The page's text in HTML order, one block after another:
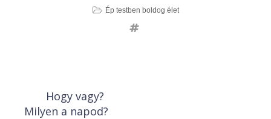
Ép testben boldog élet
Hogy vagy?
Milyen a napod?